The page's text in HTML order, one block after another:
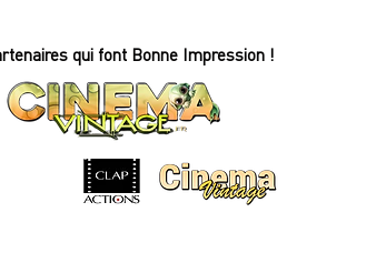
de
cinéma
-
120x160cm
-
1954
qui font Bonne Impression !